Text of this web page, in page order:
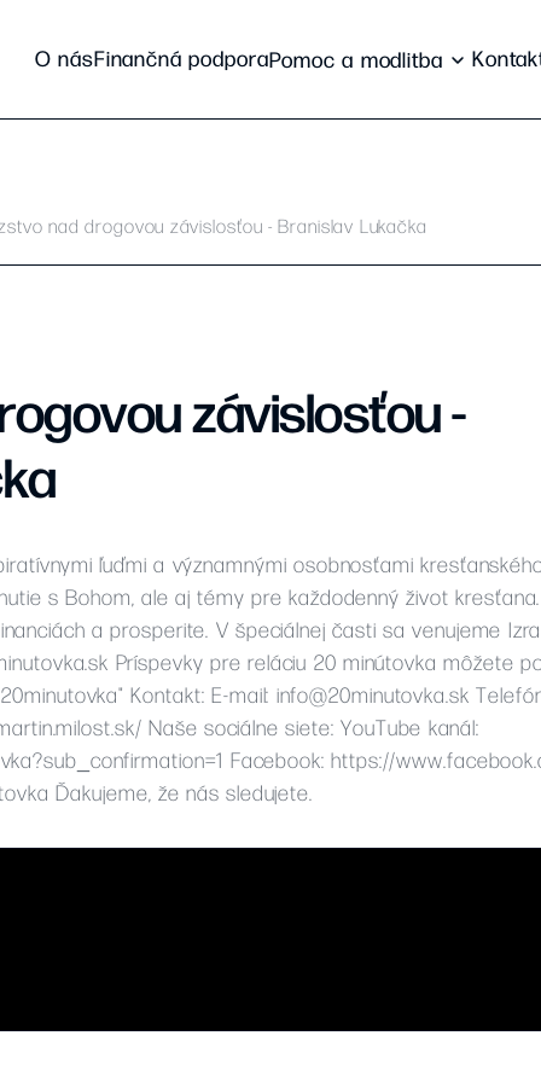
O násFinančná podporaPomoc a modlitba
nad drogovou závislosťou - Branislav Lukačka
závislosťou -
ľuďmi a významnými osobnosťami
s Bohom, ale aj témy pre každodenný život
a prosperite. V špeciálnej časti sa venujeme
Príspevky pre reláciu 20 minútovka môžete
Kontakt: E-mail: info@20minutovka.sk
Naše sociálne siete: YouTube kanál:
Facebook: https://
Ďakujeme, že nás sledujete.